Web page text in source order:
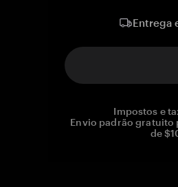
Entrega
Impostos e
Envio padrão gratuito
de